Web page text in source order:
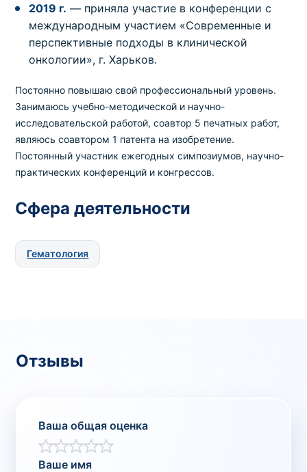
2019 г. — приняла участие в конференции с
международным участием «Современные и
перспективные подходы в клинической
онкологии», г. Харьков.
Постоянно повышаю свой профессиональный уровень.
Занимаюсь учебно-методической и научно-
исследовательской работой, соавтор 5 печатных работ,
являюсь соавтором 1 патента на изобретение.
Постоянный участник ежегодных симпозиумов, научно-
практических конференций и конгрессов.
Сфера деятельности
Гематология
Отзывы
Ваша общая оценка
Ваше имя